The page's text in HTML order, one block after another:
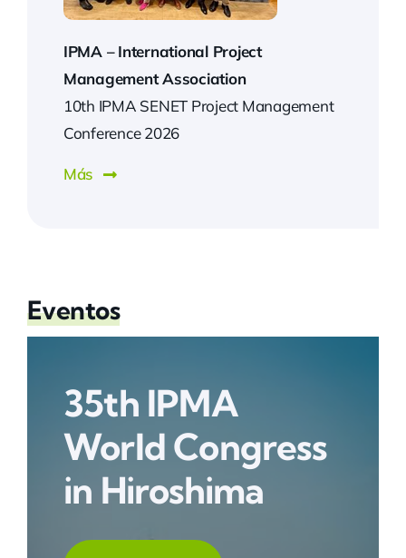
IPMA – International Project
Management Association
10th IPMA SENET Project Management
Conference 2026
Más
Eventos
35th IPMA
World Congress
in Hiroshima